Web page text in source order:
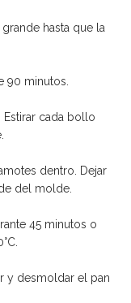
hasta que la
90 minutos.
cada bollo
dentro. Dejar
del molde.
45 minutos o
y desmoldar el pan